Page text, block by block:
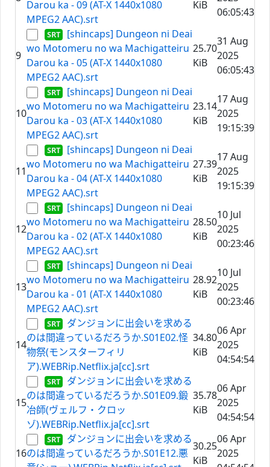
Darou ka - 09 (AT-X 1440x1080
MPEG2 AAC).srt
KiB
06:05:43
9
[shincaps] Dungeon ni Deai
wo Motomeru no wa Machigatteiru
Darou ka - 05 (AT-X 1440x1080
MPEG2 AAC).srt
25.70
KiB
31 Aug
2025
06:05:43
10
[shincaps] Dungeon ni Deai
wo Motomeru no wa Machigatteiru
Darou ka - 03 (AT-X 1440x1080
MPEG2 AAC).srt
23.14
KiB
17 Aug
2025
19:15:39
11
[shincaps] Dungeon ni Deai
wo Motomeru no wa Machigatteiru
Darou ka - 04 (AT-X 1440x1080
MPEG2 AAC).srt
27.39
KiB
17 Aug
2025
19:15:39
12
[shincaps] Dungeon ni Deai
wo Motomeru no wa Machigatteiru
Darou ka - 02 (AT-X 1440x1080
MPEG2 AAC).srt
28.50
KiB
10 Jul
2025
00:23:46
13
[shincaps] Dungeon ni Deai
wo Motomeru no wa Machigatteiru
Darou ka - 01 (AT-X 1440x1080
MPEG2 AAC).srt
28.92
KiB
10 Jul
2025
00:23:46
14
ダンジョンに出会いを求める
のは間違っているだろうか.S01E02.怪
物祭(モンスターフィリ
ア).WEBRip.Netflix.ja[cc].srt
34.80
KiB
06 Apr
2025
04:54:54
15
ダンジョンに出会いを求める
のは間違っているだろうか.S01E09.鍛
冶師(ヴェルフ・クロッ
ゾ).WEBRip.Netflix.ja[cc].srt
35.78
KiB
06 Apr
2025
04:54:54
16
ダンジョンに出会いを求める
のは間違っているだろうか.S01E12.悪
30.25
KiB
06 Apr
2025